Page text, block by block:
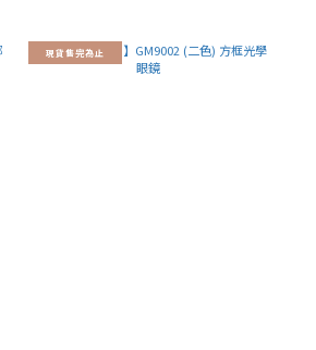
現貨售完為止